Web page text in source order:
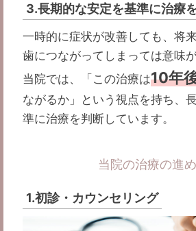
3.長期的な安定を基準に治療
一時的に症状が改善しても、将
歯につながってしまっては意味
当院では、「この治療は10年
ながるか」という視点を持ち、
準に治療を判断しています。
当院の治療の進
1.初診・カウンセリング